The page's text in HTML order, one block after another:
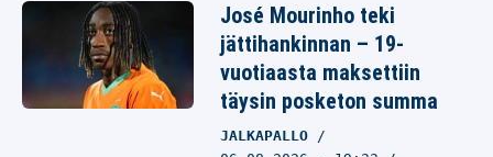
José Mourinho teki
jättihankinnan – 19-
vuotiaasta maksettiin
täysin posketon summa
JALKAPALLO